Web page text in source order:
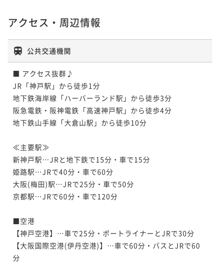
アクセス・周辺情報
公共交通機関
■ アクセス抜群♪
JR「神戸駅」から徒歩1分
地下鉄海岸線「ハーバーランド駅」から徒歩3分
阪急電鉄・阪神電鉄「高速神戸駅」から徒歩4分
地下鉄山手線「大倉山駅」から徒歩10分
≪主要駅≫
新神戸駅…JRと地下鉄で15分・車で15分
姫路駅…JRで40分・車で60分
大阪(梅田)駅…JRで25分・車で50分
京都駅…JRで60分・車で120分
■空港
【神戸空港】…車で25分・ポートライナーとJRで30分
【大阪国際空港(伊丹空港)】…車で60分・バスとJRで60
分